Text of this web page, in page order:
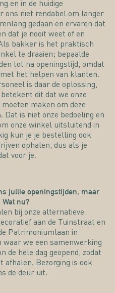
en in de huidige
ons niet rendabel om langer
gedaan en ervaren dat
dat je nooit weet of en
bakker is het praktisch
te draaien; bepaalde
tot na openingstijd, omdat
het helpen van klanten.
is daar de oplossing,
dit dat we onze
maken om deze
is niet onze bedoeling en
onze winkel uitsluitend in
kun je je bestelling ook
ophalen, dus als je
voor je.
jullie openingstijden, maar
nu?
bij onze alternatieve
aan de Tuinstraat en
Patrimoniumlaan in
waar we een samenwerking
de hele dag geopend, zodat
afhalen. Bezorging is ook
de deur uit.